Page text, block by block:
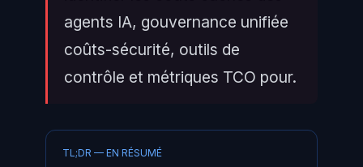
agents IA, gouvernance unifiée
coûts-sécurité, outils de
contrôle et métriques TCO pour.
TL;DR — EN RÉSUMÉ